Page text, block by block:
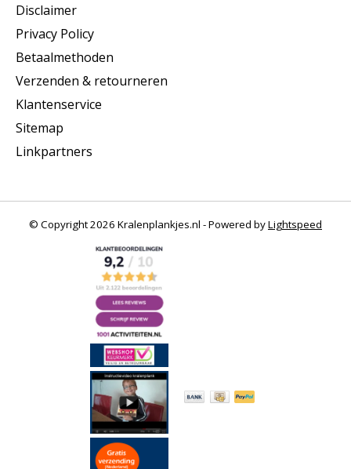
Disclaimer
Privacy Policy
Betaalmethoden
Verzenden & retourneren
Klantenservice
Sitemap
Linkpartners
© Copyright 2026 Kralenplankjes.nl - Powered byLightspeed